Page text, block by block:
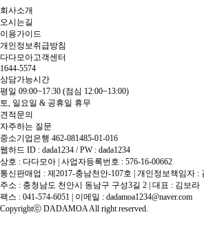
회사소개
오시는길
이용가이드
개인정보취급방침
다다모아고객센터
1644-5574
상담가능시간
평일 09:00~17:30 (점심 12:00~13:00)
토, 일요일 & 공휴일 휴무
견적문의
자주하는 질문
중소기업은행 462-081485-01-016
웹하드 ID : dada1234 / PW : dada1234
상호 : 다다모아 | 사업자등록번호 : 576-16-00662
통신판매업 : 제2017-충남천안-107호 | 개인정보책임자 :
주소 : 충청남도 천안시 동남구 구성3길 2 | 대표 : 김보라
팩스 : 041-574-6051 | 이메일 : dadamoa1234@naver.com
Copyrightⓒ DADAMOA All right reserved.